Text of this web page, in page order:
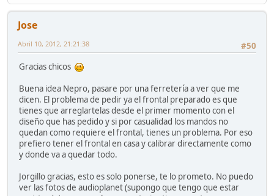
Jose
#50
Abril 10, 2012, 21:21:38
Gracias chicos
Buena idea Nepro, pasare por una ferretería a ver que me
dicen. El problema de pedir ya el frontal preparado es que
tienes que arreglartelas desde el primer momento con el
diseño que has pedido y si por casualidad los mandos no
quedan como requiere el frontal, tienes un problema. Por eso
prefiero tener el frontal en casa y calibrar directamente como
y donde va a quedar todo.
Jorgillo gracias, esto es solo ponerse, te lo prometo. No puedo
ver las fotos de audioplanet (supongo que tengo que estar